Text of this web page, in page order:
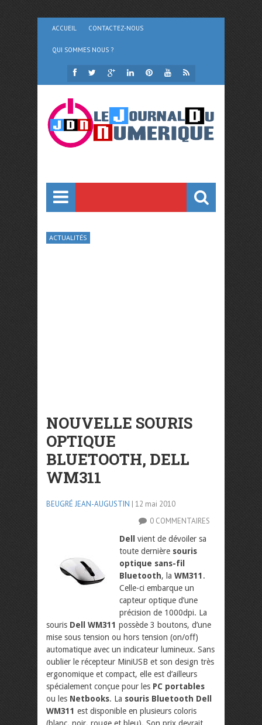
ACCUEIL CONTACTEZ-NOUS
QUI SOMMES NOUS ?
ACTUALITÉS
NOUVELLE SOURIS
OPTIQUE
BLUETOOTH, DELL
WM311
BEUGRÉ JEAN-AUGUSTIN | 12 mai 2010
0 COMMENTAIRES
Dell
vient de dévoiler sa
toute dernière souris
optique sans-fil
Bluetooth, la WM311.
Celle-ci embarque un
capteur optique d’une
précision de 1000dpi. La
souris Dell WM311 possède 3 boutons, d’une
mise sous tension ou hors tension (on/off)
automatique avec un indicateur lumineux. Sans
oublier le récepteur MiniUSB et son design très
ergonomique et compact, elle est d’ailleurs
spécialement conçue pour les PC portables
ou les Netbooks. La souris Bluetooth Dell
WM311 est disponible en plusieurs coloris